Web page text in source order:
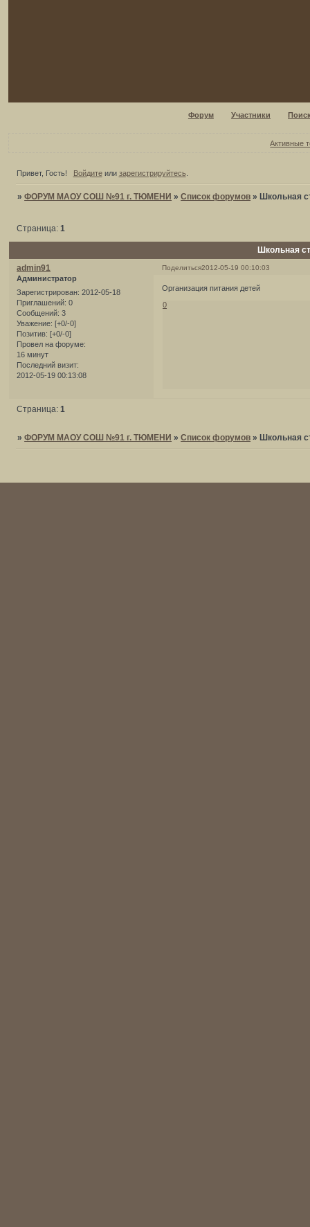
Форум Участники
Активные
Привет, Гость! Войдитеили зарегистрируйтесь.
»ФОРУМ МАОУ СОШ №91 г. ТЮМЕНИ »Список форумов » Школьная
Школьная
Страница:1
Поделиться2012-05-19 00:10:03
admin91
Администратор
Зарегистрирован: 2012-05-18
Приглашений: 0
Сообщений: 3
Уважение: [+0/-0]
Позитив: [+0/-0]
Провел на форуме:
16 минут
Последний визит:
2012-05-19 00:13:08
Организация питания детей
0
Страница: 1
»ФОРУМ МАОУ СОШ №91 г. ТЮМЕНИ »Список форумов » Школьная